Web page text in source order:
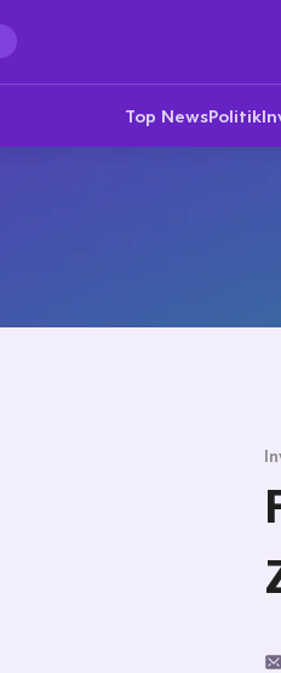
Top NewsPolitik